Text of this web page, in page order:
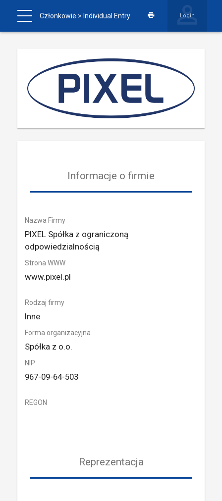
Członkowie > Individual Entry Login
Informacje o firmie
Nazwa Firmy
PIXEL Spółka z ograniczoną
odpowiedzialnością
Strona WWW
www.pixel.pl
Rodzaj firmy
Inne
Forma organizacyjna
Spółka z o.o.
NIP
967-09-64-503
REGON
Reprezentacja